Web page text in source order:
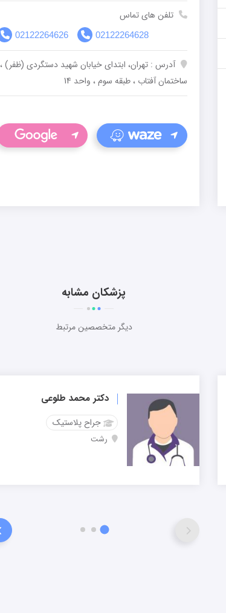
تلفن های تماس
02122264626 02122264628
آدرس : تهران، ابتدای خیابان شهید دستگردی (ظفر) ،
ساختمان آفتاب ، طبقه سوم ، واحد 14
پزشکان مشابه
دیگر متخصصین مرتبط
دکتر محمد طلوعی
جراح پلاستیک
رشت